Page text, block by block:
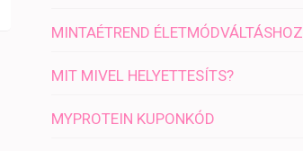
MINTAÉTREND ÉLETMÓDVÁLTÁSHOZ
MIT MIVEL HELYETTESÍTS?
MYPROTEIN KUPONKÓD